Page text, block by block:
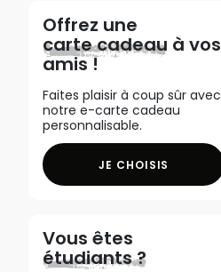
Offrez une
carte cadeau à vos
amis !
Faites plaisir à coup sûr avec
notre e-carte cadeau
personnalisable.
JE CHOISIS
Vous êtes
étudiants ?